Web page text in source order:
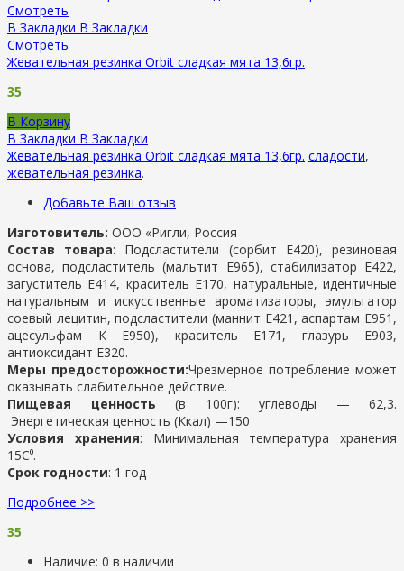
Смотреть
В Закладки В Закладки
Смотреть
Жевательная резинка Orbit сладкая мята 13,6гр.
35
В Корзину
В Закладки В Закладки
Жевательная резинка Orbit сладкая мята 13,6гр. сладости,
жевательная резинка.
Добавьте Ваш отзыв
Изготовитель: ООО «Ригли, Россия
Состав товара: Подсластители (сорбит Е420), резиновая
основа, подсластитель (мальтит Е965), стабилизатор Е422,
загуститель Е414, краситель Е170, натуральные, идентичные
натуральным и искусственные ароматизаторы, эмульгатор
соевый лецитин, подсластители (маннит Е421, аспартам Е951,
ацесульфам К Е950), краситель Е171, глазурь Е903,
антиоксидант Е320.
Меры предосторожности:Чрезмерное потребление может
оказывать слабительное действие.
Пищевая ценность (в 100г): углеводы — 62,3.
Энергетическая ценность (Ккал) —150
Условия хранения: Минимальная температура хранения
15С⁰.
Срок годности: 1 год
Подробнее >>
35
Наличие: 0 в наличии